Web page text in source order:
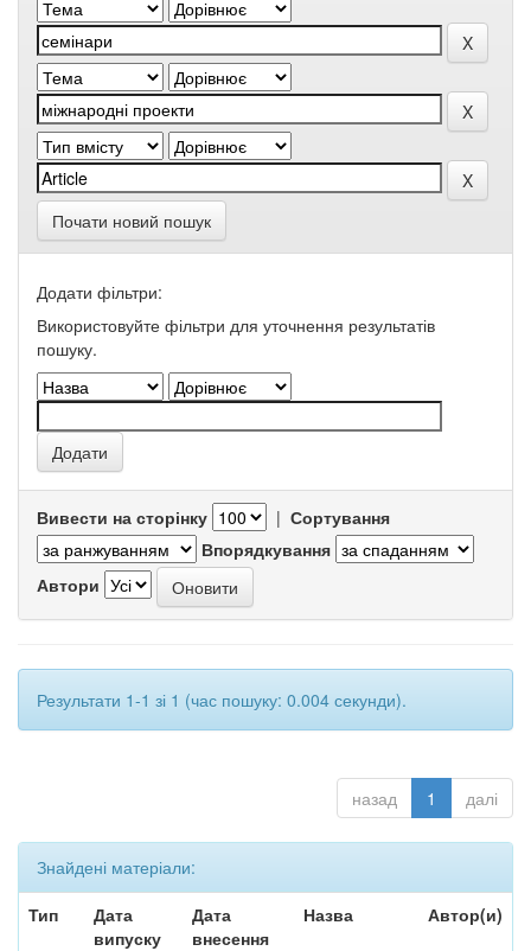
Почати новий пошук
Додати фільтри:
Використовуйте фільтри для уточнення результатів
пошуку.
Вивести на сторінку | Сортування
Впорядкування
Автори
Результати 1-1 зі 1 (час пошуку: 0.004 секунди).
назад 1 далі
Знайдені матеріали:
Тип
Дата
випуску
Дата
внесення
Назва Автор(и)